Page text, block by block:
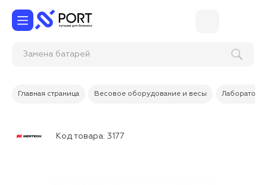
Замена бата
Главная страница Весовое оборудование и весы
Код товара: 3177